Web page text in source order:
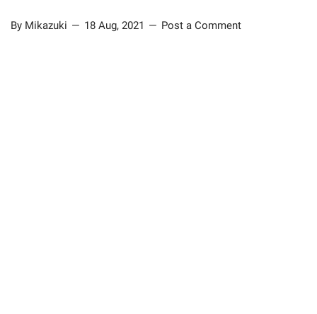
By Mikazuki 18 Aug, 2021 Post a Comment